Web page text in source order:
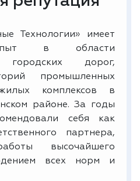
Технологии» имеет
в области
городских дорог,
промышленных
комплексов в
районе. За годы
себя как
партнера,
высочайшего
всех норм и